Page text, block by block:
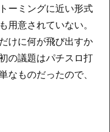
ーミングに近い形式
用意されていない。
けに何が飛び出すか
の議題はパチスロ打
ものだったので、